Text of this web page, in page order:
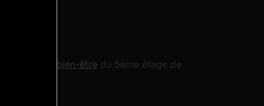
l’ espace bien-être du 5ème étage de